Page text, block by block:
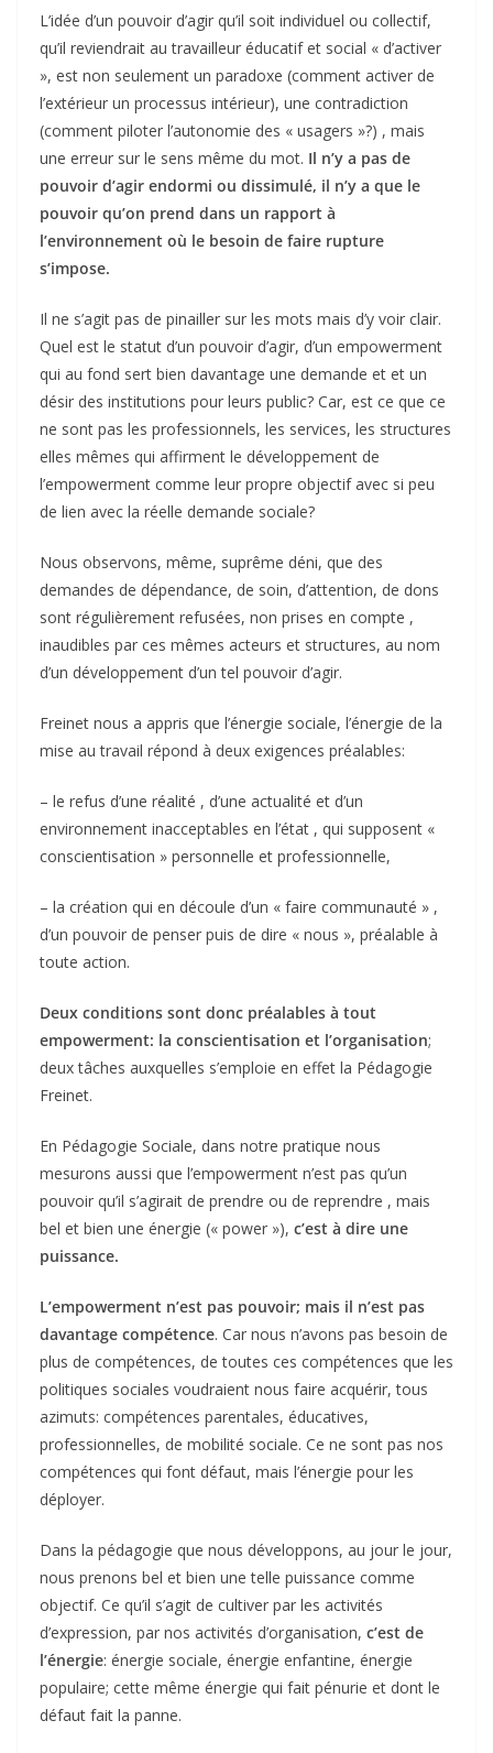
L’idée d’un pouvoir d’agir qu’il soit individuel ou collectif,
qu’il reviendrait au travailleur éducatif et social « d’activer
», est non seulement un paradoxe (comment activer de
l’extérieur un processus intérieur), une contradiction
(comment piloter l’autonomie des « usagers »?) , mais
une erreur sur le sens même du mot. Il n’y a pas de
pouvoir d’agir endormi ou dissimulé, il n’y a que le
pouvoir qu’on prend dans un rapport à
l’environnement où le besoin de faire rupture
s’impose.
Il ne s’agit pas de pinailler sur les mots mais d’y voir clair.
Quel est le statut d’un pouvoir d’agir, d’un empowerment
qui au fond sert bien davantage une demande et et un
désir des institutions pour leurs public? Car, est ce que ce
ne sont pas les professionnels, les services, les structures
elles mêmes qui affirment le développement de
l’empowerment comme leur propre objectif avec si peu
de lien avec la réelle demande sociale?
Nous observons, même, suprême déni, que des
demandes de dépendance, de soin, d’attention, de dons
sont régulièrement refusées, non prises en compte ,
inaudibles par ces mêmes acteurs et structures, au nom
d’un développement d’un tel pouvoir d’agir.
Freinet nous a appris que l’énergie sociale, l’énergie de la
mise au travail répond à deux exigences préalables:
– le refus d’une réalité , d’une actualité et d’un
environnement inacceptables en l’état , qui supposent «
conscientisation » personnelle et professionnelle,
– la création qui en découle d’un « faire communauté » ,
d’un pouvoir de penser puis de dire « nous », préalable à
toute action.
Deux conditions sont donc préalables à tout
empowerment: la conscientisation et l’organisation;
deux tâches auxquelles s’emploie en effet la Pédagogie
Freinet.
En Pédagogie Sociale, dans notre pratique nous
mesurons aussi que l’empowerment n’est pas qu’un
pouvoir qu’il s’agirait de prendre ou de reprendre , mais
bel et bien une énergie (« power »), c’est à dire une
puissance.
L’empowerment n’est pas pouvoir; mais il n’est pas
davantage compétence. Car nous n’avons pas besoin de
plus de compétences, de toutes ces compétences que les
politiques sociales voudraient nous faire acquérir, tous
azimuts: compétences parentales, éducatives,
professionnelles, de mobilité sociale. Ce ne sont pas nos
compétences qui font défaut, mais l’énergie pour les
déployer.
Dans la pédagogie que nous développons, au jour le jour,
nous prenons bel et bien une telle puissance comme
objectif. Ce qu’il s’agit de cultiver par les activités
d’expression, par nos activités d’organisation, c’est de
l’énergie: énergie sociale, énergie enfantine, énergie
populaire; cette même énergie qui fait pénurie et dont le
défaut fait la panne.